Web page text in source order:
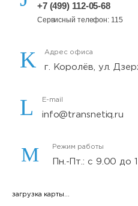
+7 (499) 112-05-68
Сервисный телефон: 115
Адрес офиса
г. Королёв, ул.
E-mail
info@transnetiq.ru
Режим работы
Пн.-Пт.: с 9.00 до
загрузка карты...